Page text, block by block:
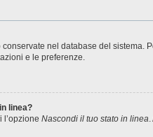
nel database del
e le preferenze.
linea?
l’opzione Nascondi il tuo stato in linea